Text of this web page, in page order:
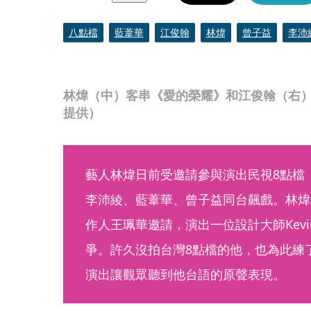
林煒（中）客串《愛的榮耀》和江俊翰（右
提供）
八點檔 藍葦華 江俊翰 林煒 曾子益 李沛
藝人林煒日前受邀請參與演出民視8點
李沛綾、藍葦華、曾子益同台飆戲。林
作人王珮華邀請，演出一位設計大師
爭。許久沒拍台灣8點檔的他，也為此
演出讓觀眾聽到他台語的原聲表現。